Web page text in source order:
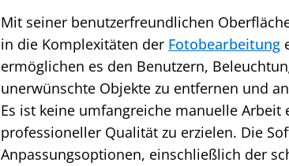
Mit seiner benutzerfreundlichen
in die Komplexitäten der Fotobearbeitung
ermöglichen es den Benutzern,
unerwünschte Objekte zu entfernen und
Es ist keine umfangreiche manuelle
professioneller Qualität zu erzielen. Die
Anpassungsoptionen, einschließlich der